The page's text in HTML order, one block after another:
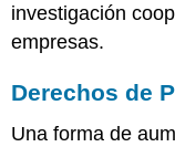
investigación
empresas.
Derechos de
Una forma de